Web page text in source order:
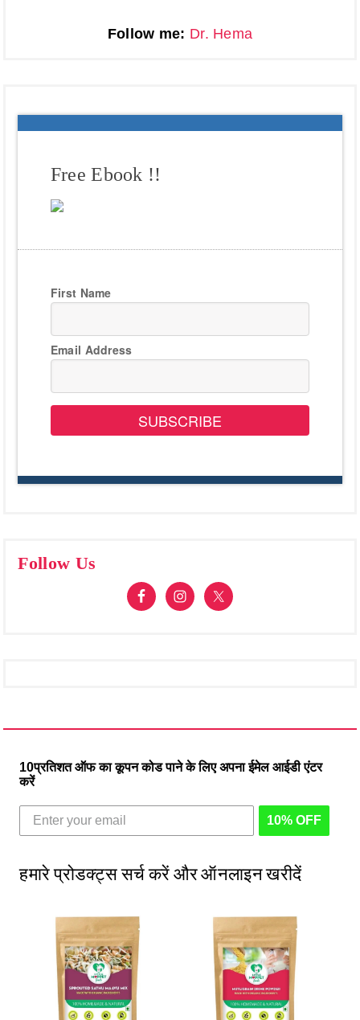
Follow me: Dr. Hema
Free Ebook !!
First Name
Email Address
SUBSCRIBE
Follow Us
10प्रतिशत ऑफ का कूपन कोड पाने के लिए अपना ईमेल आईडी एंटर
करें
10% OFF
हमारे प्रोडक्ट्स सर्च करें और ऑनलाइन खरीदें